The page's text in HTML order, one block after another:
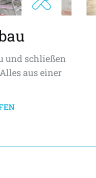
und schließen
aus einer